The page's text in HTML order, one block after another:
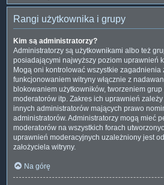
Rangi użytkownika i grupy
Kim są administratorzy?
Administratorzy są użytkownikami albo też
posiadającymi najwyższy poziom uprawnień
Mogą oni kontrolować wszystkie zagadnienia
funkcjonowaniem witryny włącznie z
blokowaniem użytkowników, tworzeniem
moderatorów itp. Zakres ich uprawnień zależy
innych administratorów mających prawo
administratorów. Administratorzy mogą mieć
moderatorów na wszystkich forach
uprawnień moderacyjnych uzależniony jest
założyciela witryny.
Na górę